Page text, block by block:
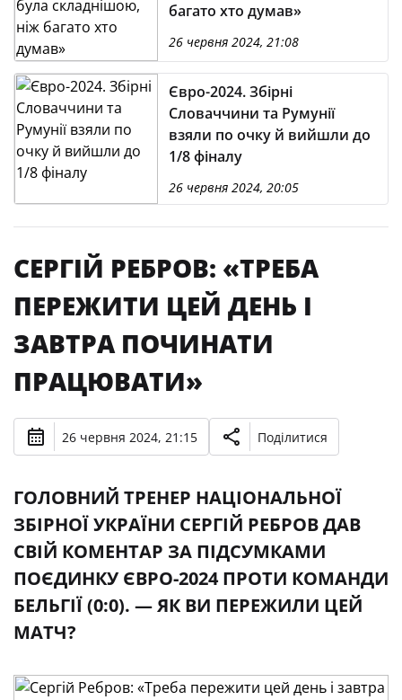
багато хто думав»
26 червня 2024, 21:08
Євро-2024. Збірні
Словаччини та Румунії
взяли по очку й вийшли до
1/8 фіналу
26 червня 2024, 20:05
СЕРГІЙ РЕБРОВ: «ТРЕБА
ПЕРЕЖИТИ ЦЕЙ ДЕНЬ І
ЗАВТРА ПОЧИНАТИ
ПРАЦЮВАТИ»
26 червня 2024, 21:15 Поділитися
ГОЛОВНИЙ ТРЕНЕР НАЦІОНАЛЬНОЇ
ЗБІРНОЇ УКРАЇНИ СЕРГІЙ РЕБРОВ ДАВ
СВІЙ КОМЕНТАР ЗА ПІДСУМКАМИ
ПОЄДИНКУ ЄВРО-2024 ПРОТИ КОМАНДИ
БЕЛЬГІЇ (0:0). — ЯК ВИ ПЕРЕЖИЛИ ЦЕЙ
МАТЧ?